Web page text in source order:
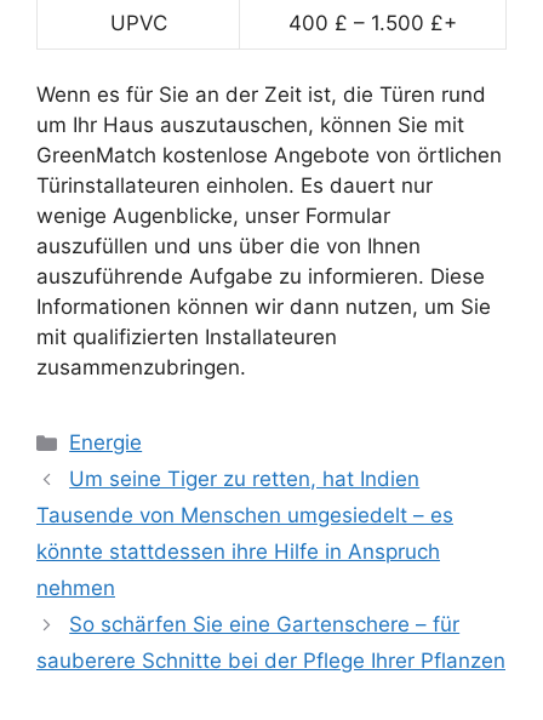
UPVC 400 £ – 1.500 £+
Wenn es für Sie an der Zeit ist, die Türen rund
um Ihr Haus auszutauschen, können Sie mit
GreenMatch kostenlose Angebote von örtlichen
Türinstallateuren einholen. Es dauert nur
wenige Augenblicke, unser Formular
auszufüllen und uns über die von Ihnen
auszuführende Aufgabe zu informieren. Diese
Informationen können wir dann nutzen, um Sie
mit qualifizierten Installateuren
zusammenzubringen.
Kategorien
Energie
Um seine Tiger zu retten, hat Indien
Tausende von Menschen umgesiedelt – es
könnte stattdessen ihre Hilfe in Anspruch
nehmen
So schärfen Sie eine Gartenschere – für
sauberere Schnitte bei der Pflege Ihrer Pflanzen